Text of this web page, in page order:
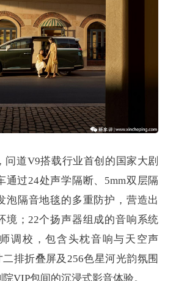
问道V9搭载行业首创的国家大剧
通过24处声学隔断、5mm双层隔
泡隔音地毯的多重防护，营造出
境；22个扬声器组成的音响系统
调校，包含头枕音响与天空声
排折叠屏及256色星河光韵氛围
VIP包间的沉浸式影音体验。